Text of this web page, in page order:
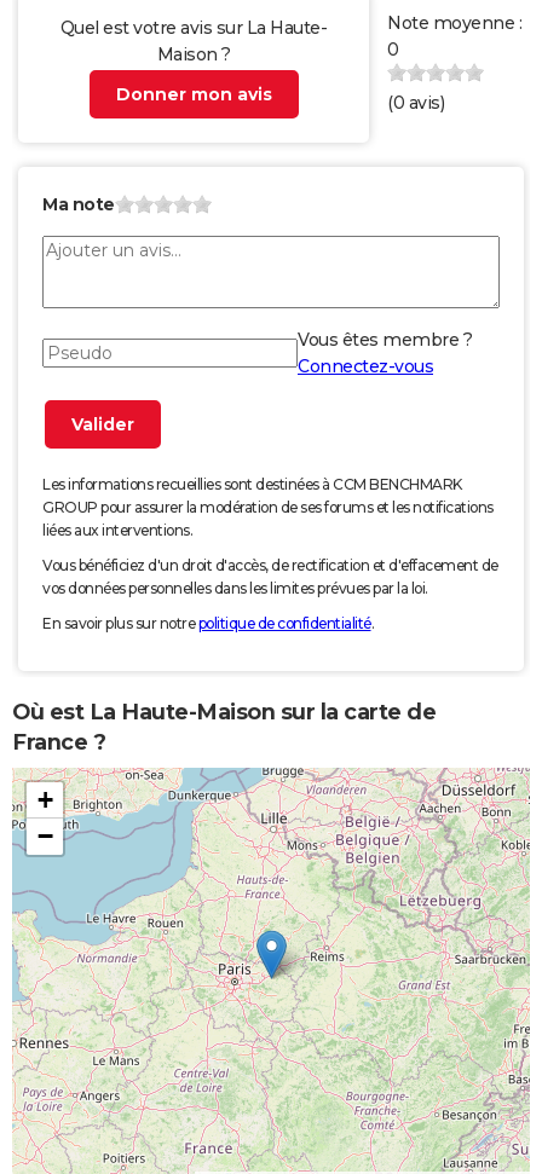
Quel est votre avis sur La Haute-
Maison ?
Donner mon avis
Note moyenne :
0
(0 avis)
Ma note
Vous êtes membre ?
Connectez-vous
Les informations recueillies sont destinées à CCM BENCHMARK
GROUP pour assurer la modération de ses forums et les notifications
liées aux interventions.
Vous bénéficiez d'un droit d'accès, de rectification et d'effacement de
vos données personnelles dans les limites prévues par la loi.
En savoir plus sur notrepolitique de confidentialité.
Où est La Haute-Maison sur la carte de
France ?
+
−